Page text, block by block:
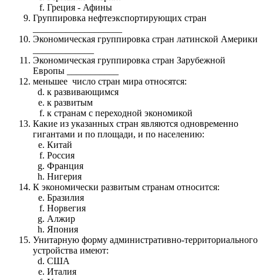
Греция - Афины
Группировка нефтеэкспортирующих стран
Экономическая группировка стран латинской Америки
Экономическая группировка стран Зарубежной
Европы ___________
меньшее число стран мира относятся:
к развивающимся
к развитым
к странам с переходной экономикой
Какие из указанных стран являются одновременно
гигантами и по площади, и по населению:
Китай
Россия
Франция
Нигерия
К экономически развитым странам относится:
Бразилия
Норвегия
Алжир
Япония
Унитарную форму административно-территориального
устройства имеют:
США
Италия